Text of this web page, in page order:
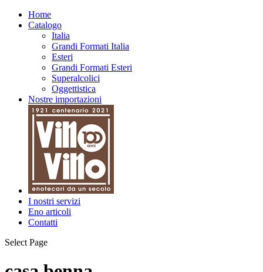
Home
Catalogo
Italia
Grandi Formati Italia
Esteri
Grandi Formati Esteri
Superalcolici
Oggettistica
Nostre importazioni
I nostri servizi
Eno articoli
Contatti
Select Page